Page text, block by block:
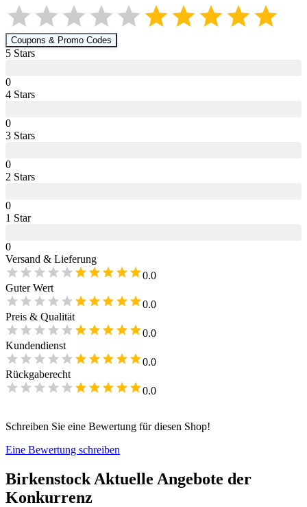
Coupons & Promo Codes
5 Stars
0
4 Stars
0
3 Stars
0
2 Stars
0
1 Star
0
Versand & Lieferung
0.0
Guter Wert
0.0
Preis & Qualität
0.0
Kundendienst
0.0
Rückgaberecht
0.0
Schreiben Sie eine Bewertung für diesen Shop!
Eine Bewertung schreiben
Birkenstock Aktuelle Angebote der
Konkurrenz